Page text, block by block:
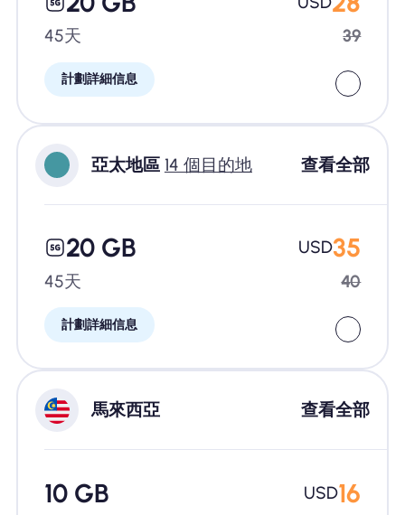
45天
計劃詳細信息
39
亞太地區 14 個目的地 查看全部
20 GB
45天
計劃詳細信息
USD35
40
馬來西亞 查看全部
10 GB USD16